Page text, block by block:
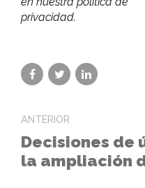
privacidad.
ANTERIOR
Decisiones de
la ampliación